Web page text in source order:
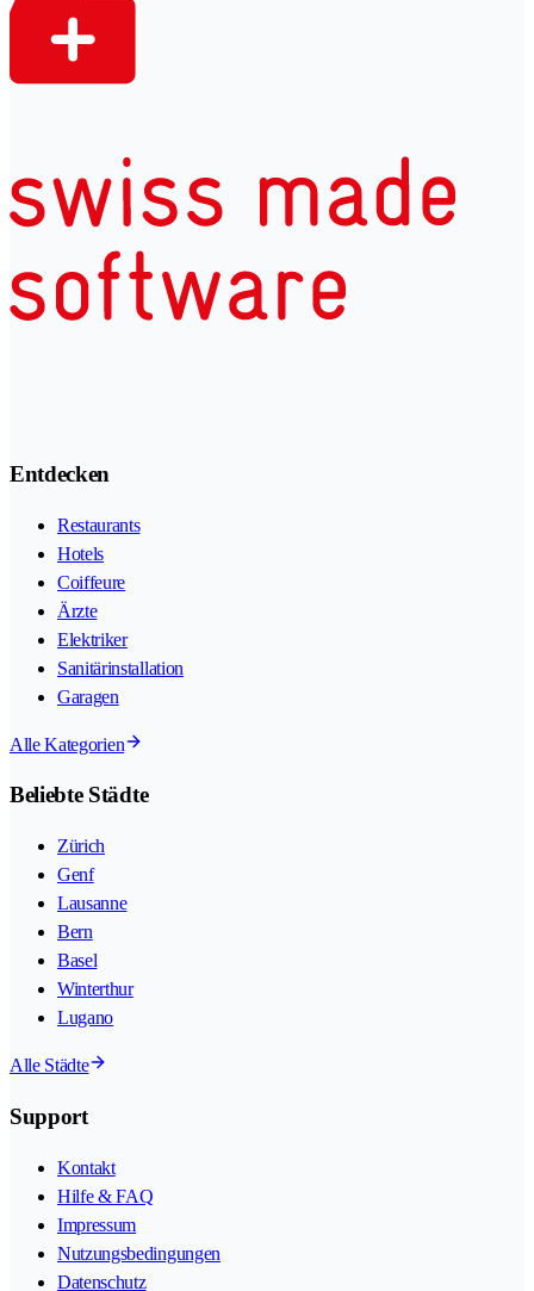
Entdecken
Restaurants
Hotels
Coiffeure
Ärzte
Elektriker
Sanitärinstallation
Garagen
Alle Kategorien
Beliebte Städte
Zürich
Genf
Lausanne
Bern
Basel
Winterthur
Lugano
Alle Städte
Support
Kontakt
Hilfe & FAQ
Impressum
Nutzungsbedingungen
Datenschutz